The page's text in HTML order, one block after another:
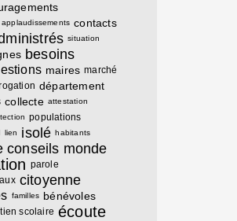
applaudissements contacts
situation
besoins
maires marché
département
collecte attestation
populations
lien isolé habitants
conseils monde
parole
citoyenne
familles bénévoles
scolaire écoute